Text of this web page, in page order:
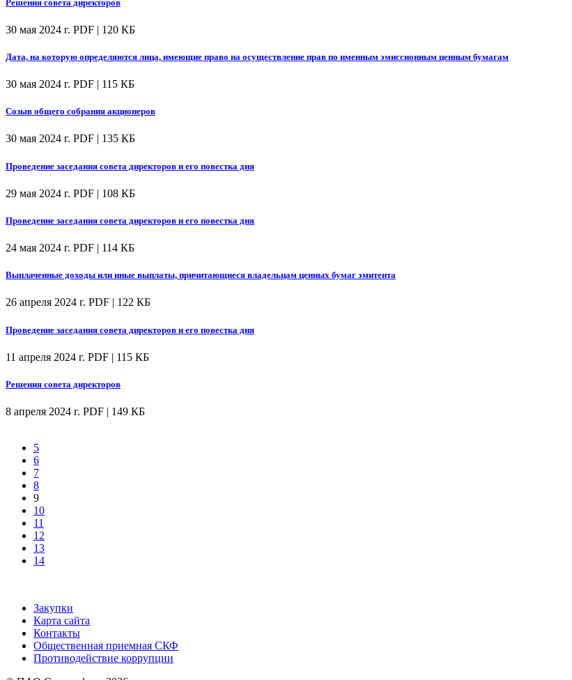
Решения совета директоров
30 мая 2024 г. PDF | 120 КБ
Дата, на которую определяются лица, имеющие право на осуществление прав по именным эмиссионным ценным бумагам
30 мая 2024 г. PDF | 115 КБ
Созыв общего собрания акционеров
30 мая 2024 г. PDF | 135 КБ
Проведение заседания совета директоров и его повестка дня
29 мая 2024 г. PDF | 108 КБ
Проведение заседания совета директоров и его повестка дня
24 мая 2024 г. PDF | 114 КБ
Выплаченные доходы или иные выплаты, причитающиеся владельцам ценных бумаг эмитента
26 апреля 2024 г. PDF | 122 КБ
Проведение заседания совета директоров и его повестка дня
11 апреля 2024 г. PDF | 115 КБ
Решения совета директоров
8 апреля 2024 г. PDF | 149 КБ
5
6
7
8
9
10
11
12
13
14
Закупки
Карта сайта
Контакты
Общественная приемная СКФ
Противодействие коррупции